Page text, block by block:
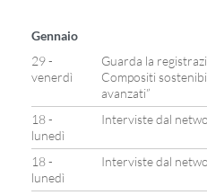
Gennaio
29 -
venerdì
Guarda la
Compositi
avanzati”
18 -
lunedì
Interviste dal
18 -
lunedì
Interviste dal